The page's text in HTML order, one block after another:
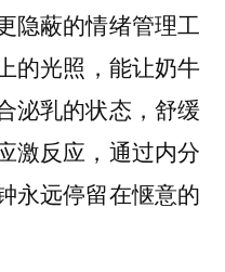
隐蔽的情绪管理工
光照，能让奶牛
泌乳的状态，舒缓
激反应，通过内分
永远停留在惬意的